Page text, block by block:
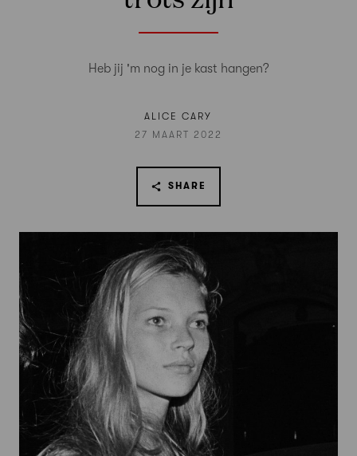
Heb jij 'm nog in je kast hangen?
ALICE CARY
27 MAART 2022
SHARE